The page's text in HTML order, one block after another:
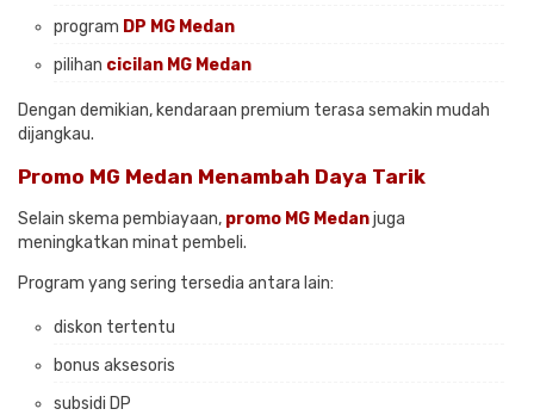
program DP MG Medan
pilihan cicilan MG Medan
Dengan demikian, kendaraan premium terasa semakin mudah
dijangkau.
Promo MG Medan Menambah Daya Tarik
Selain skema pembiayaan, promo MG Medanjuga
meningkatkan minat pembeli.
Program yang sering tersedia antara lain:
diskon tertentu
bonus aksesoris
subsidi DP